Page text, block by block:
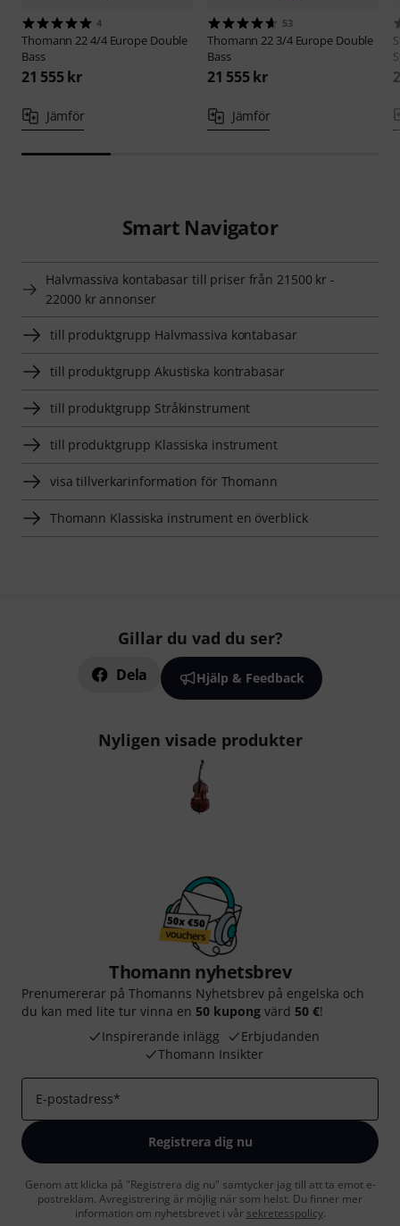
4
Thomann 22 4/4 Europe Double
Bass
21 555 kr
Jämför
53
Thomann 22 3/4 Europe Double
Bass
21 555 kr
Jämför
Smart Navigator
Halvmassiva kontabasar till priser från 21500 kr -
22000 kr annonser
till produktgrupp Halvmassiva kontabasar
till produktgrupp Akustiska kontrabasar
till produktgrupp Stråkinstrument
till produktgrupp Klassiska instrument
visa tillverkarinformation för Thomann
Thomann Klassiska instrument en överblick
Gillar du vad du ser?
Dela Hjälp & Feedback
Nyligen visade produkter
Thomann nyhetsbrev
Prenumererar på Thomanns Nyhetsbrev på engelska och
du kan med lite tur vinna en 50 kupong värd 50 €!
Inspirerande inlägg
Erbjudanden
Thomann Insikter
E-postadress*
Registrera dig nu
Genom att klicka på "Registrera dig nu" samtycker jag till att ta emot e-
postreklam. Avregistrering är möjlig när som helst. Du finner mer
information om nyhetsbrevet i vår sekretesspolicy.